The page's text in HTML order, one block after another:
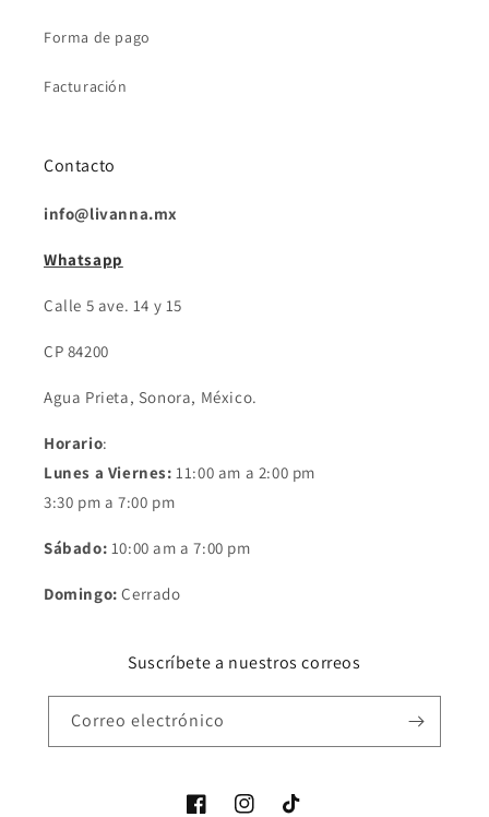
Forma de pago
Facturación
Contacto
info@livanna.mx
Whatsapp
Calle 5 ave. 14 y 15
CP 84200
Agua Prieta, Sonora, México.
Horario:
Lunes a Viernes: 11:00 am a 2:00 pm
3:30 pm a 7:00 pm
Sábado: 10:00 am a 7:00 pm
Domingo: Cerrado
Suscríbete a nuestros correos
Correo electrónico